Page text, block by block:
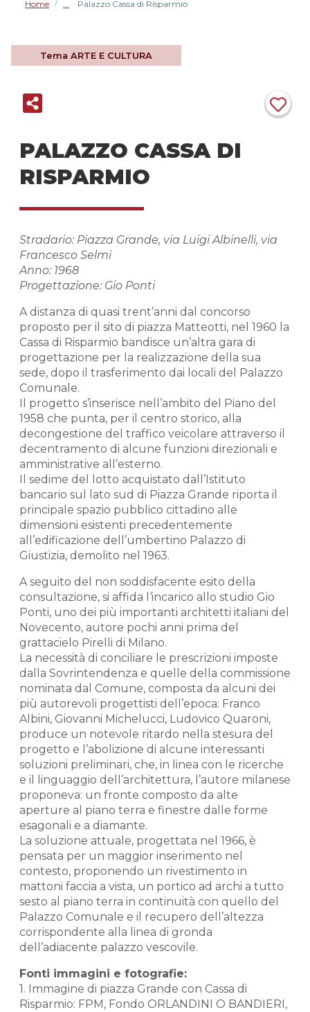
Home / Palazzo Cassa di Risparmio
Tema ARTE E CULTURA
PALAZZO CASSA DI
RISPARMIO
Stradario: Piazza Grande, via Luigi Albinelli, via
Francesco Selmi
Anno: 1968
Progettazione: Gio Ponti
A distanza di quasi trent’anni dal concorso
proposto per il sito di piazza Matteotti, nel 1960 la
Cassa di Risparmio bandisce un’altra gara di
progettazione per la realizzazione della sua
sede, dopo il trasferimento dai locali del Palazzo
Comunale.
Il progetto s’inserisce nell’ambito del Piano del
1958 che punta, per il centro storico, alla
decongestione del traffico veicolare attraverso il
decentramento di alcune funzioni direzionali e
amministrative all’esterno.
Il sedime del lotto acquistato dall’Istituto
bancario sul lato sud di Piazza Grande riporta il
principale spazio pubblico cittadino alle
dimensioni esistenti precedentemente
all’edificazione dell’umbertino Palazzo di
Giustizia, demolito nel 1963.
A seguito del non soddisfacente esito della
consultazione, si affida l‘incarico allo studio Gio
Ponti, uno dei più importanti architetti italiani del
Novecento, autore pochi anni prima del
grattacielo Pirelli di Milano.
La necessità di conciliare le prescrizioni imposte
dalla Sovrintendenza e quelle della commissione
nominata dal Comune, composta da alcuni dei
più autorevoli progettisti dell’epoca: Franco
Albini, Giovanni Michelucci, Ludovico Quaroni,
produce un notevole ritardo nella stesura del
progetto e l’abolizione di alcune interessanti
soluzioni preliminari, che, in linea con le ricerche
e il linguaggio dell’architettura, l’autore milanese
proponeva: un fronte composto da alte
aperture al piano terra e finestre dalle forme
esagonali e a diamante.
La soluzione attuale, progettata nel 1966, è
pensata per un maggior inserimento nel
contesto, proponendo un rivestimento in
mattoni faccia a vista, un portico ad archi a tutto
sesto al piano terra in continuità con quello del
Palazzo Comunale e il recupero dell’altezza
corrispondente alla linea di gronda
dell’adiacente palazzo vescovile.
Fonti immagini e fotografie:
1. Immagine di piazza Grande con Cassa di
Risparmio: FPM, Fondo ORLANDINI O BANDIERI,